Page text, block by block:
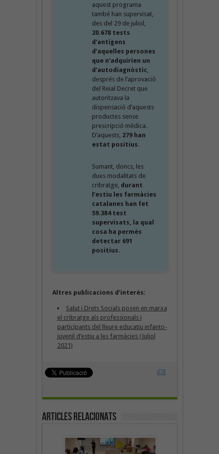
aquest programa
també han supervisat,
des del 29 de juliol,
20.678 tests
d’antígens
d’aquelles persones
que n’adquirien un
d’autodiagnòstic,
després de l’aprovació
del Reial Decret que
autoritzava la
dispensació d’aquests
productes sense
prescripció mèdica.
D’aquests, 279 han
estat positius.
Sumant, doncs, les
dues modalitats de
cribratge, durant
l’estiu les farmàcies
catalanes han fet
59.384 test
supervisats, la qual
cosa ha permès
detectar 691
positius.
Altres publicacions d’interès:
Salut i Drets Socials posen en marxa
el cribratge als professionals i
participants del lleure educatiu infanto-
juvenil d’estiu a les farmàcies (Juliol
2021)
Articles Relacionats